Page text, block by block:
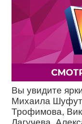
Вы увидите
Михаила
Трофимова,